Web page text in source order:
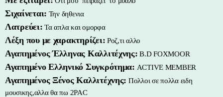
Σιχαίνεται: Την δηθενια
Λατρεύει: Τα απλα και ομορφα
Λέξη που με χαρακτηρίζει: Ροζ,τι αλλο
Αγαπημένος Έλληνας Καλλιτέχνης: B.D FOXMOOR
Αγαπημένο Ελληνικό Συγκρότημα: ACTIVE MEMBER
Αγαπημένος Ξένος Καλλιτέχνης: Πολλοι σε πολλα ειδη
μουσικης,αλλα θα πω 2PAC